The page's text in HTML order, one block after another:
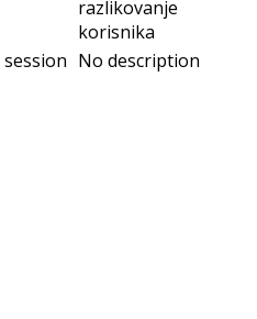
razlikovanje
korisnika
session No description